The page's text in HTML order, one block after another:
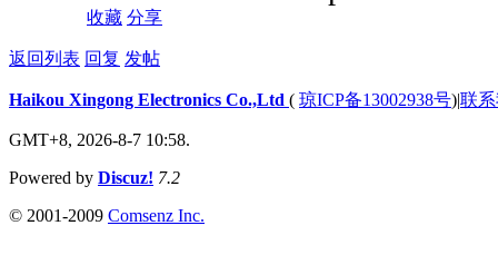
收藏 分享
返回列表 回复 发帖
Haikou Xingong Electronics Co.,Ltd ( 琼ICP备13002938号)|联
GMT+8, 2026-8-7 10:58.
Powered by Discuz! 7.2
© 2001-2009 Comsenz Inc.